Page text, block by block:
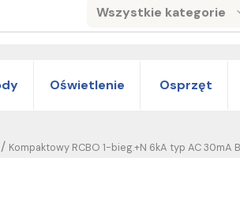
Wszystkie kategorie
Search
Oświetlenie Osprzęt
Kompaktowy RCBO 1-bieg.+N 6kA typ AC 30mA
/